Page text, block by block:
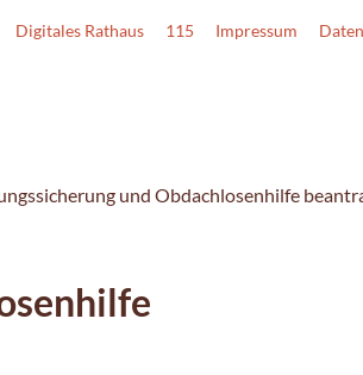
Digitales Rathaus 115 Impressum
und Obdachlosenhilfe